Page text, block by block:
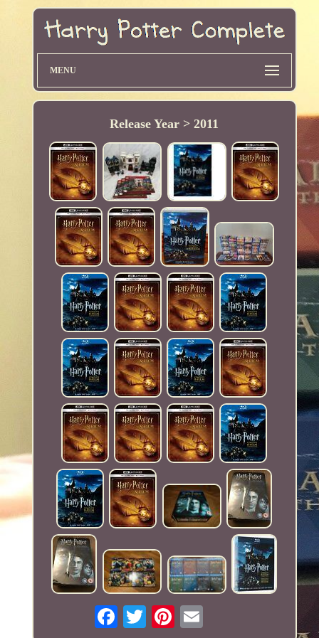
MENU
Release Year > 2011